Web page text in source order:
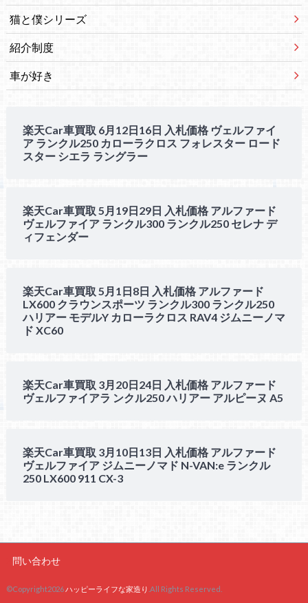
猫と僕シリーズ
紹介制度
車が好き
楽天Car車買取 6月12日16日 入札価格 ヴェルファイ
ア ランクル250 カローラクロス フォレスター ロード
スター シエラ ラングラー
楽天Car車買取 5月19日29日 入札価格 アルファード
ヴェルファイア ランクル300 ランクル250 セレナ デ
ィフェンダー
楽天Car車買取 5月1日8日 入札価格 アルファード
LX600 クラウンスポーツ ランクル300 ランクル250
ハリアー モデルY カローラクロス RAV4 ジムニーノマ
ド XC60
楽天Car車買取 3月20日24日 入札価格 アルファード
ヴェルファイアラ ンクル250 ハリアー アルピーヌ A5
楽天Car車買取 3月10日13日 入札価格 アルファード
ヴェルファイア ジムニーノマド N-VAN:e ランクル
250 LX600 911 CX-3
問い合わせ
©Copyright2026ハッピーライフな家造り .All Rights Reserved.